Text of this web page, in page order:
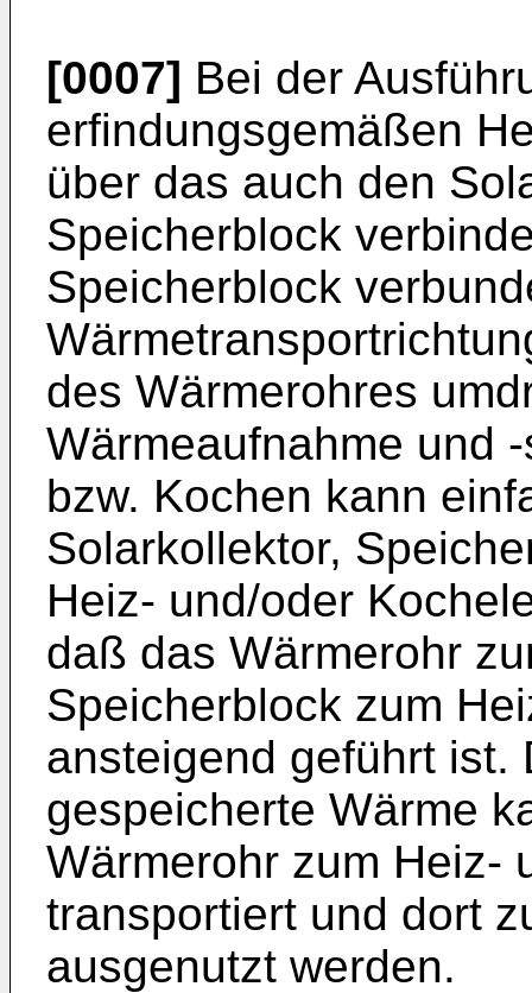
[0007] Bei der
erfindungsgemäßen
über das auch den
Speicherblock
Speicherblock
des Wärmerohres
Wärmeaufnahme und
bzw. Kochen kann
Solarkollektor,
Heiz- und/oder
daß das Wärmerohr
Speicherblock zum
ansteigend geführt ist.
gespeicherte Wärme
Wärmerohr zum Heiz-
transportiert und dort
ausgenutzt werden.